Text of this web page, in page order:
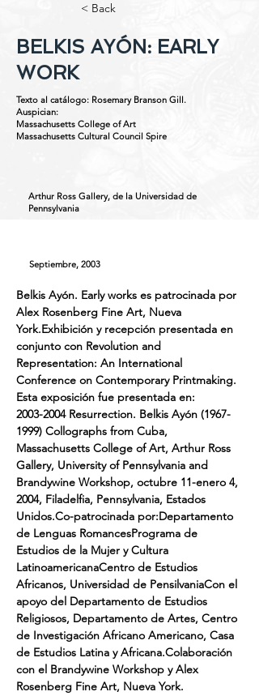
< Back
BELKIS AYÓN: EARLY
WORK
Texto al catálogo: Rosemary Branson Gill.
Auspician:
Massachusetts College of Art
Massachusetts Cultural Council Spire
Arthur Ross Gallery, de la Universidad de
Pennsylvania
Septiembre, 2003
Belkis Ayón. Early works es patrocinada por
Alex Rosenberg Fine Art, Nueva
York.Exhibición y recepción presentada en
conjunto con Revolution and
Representation: An International
Conference on Contemporary Printmaking.
Esta exposición fue presentada en:
2003-2004 Resurrection. Belkis Ayón (1967-
1999) Collographs from Cuba,
Massachusetts College of Art, Arthur Ross
Gallery, University of Pennsylvania and
Brandywine Workshop, octubre 11-enero 4,
2004, Filadelfia, Pennsylvania, Estados
Unidos.Co-patrocinada por:Departamento
de Lenguas RomancesPrograma de
Estudios de la Mujer y Cultura
LatinoamericanaCentro de Estudios
Africanos, Universidad de PensilvaniaCon el
apoyo del Departamento de Estudios
Religiosos, Departamento de Artes, Centro
de Investigación Africano Americano, Casa
de Estudios Latina y Africana.Colaboración
con el Brandywine Workshop y Alex
Rosenberg Fine Art, Nueva York.